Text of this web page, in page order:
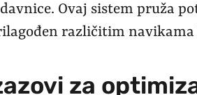
Ovaj sistem pruža
različitim
za